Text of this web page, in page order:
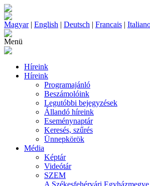
Magyar| English | Deutsch | Francais |
Menü
Híreink
Híreink
Programajánló
Beszámolóink
Legutóbbi bejegyzések
Állandó híreink
Eseménynaptár
Keresés, szűrés
Ünnepkörök
Média
Képtár
Videótár
SZEM
A Székesfehérvári